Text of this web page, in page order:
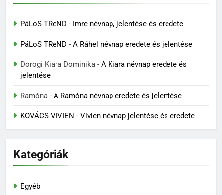
PáLoS TReND - Imre névnap, jelentése és eredete
PáLoS TReND - A Ráhel névnap eredete és jelentése
Dorogi Kiara Dominika - A Kiara névnap eredete és
jelentése
Ramóna - A Ramóna névnap eredete és jelentése
KOVÁCS VIVIEN - Vivien névnap jelentése és eredete
Kategóriák
Egyéb